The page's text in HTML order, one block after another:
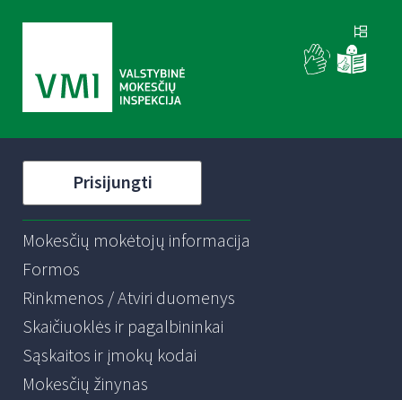
Prisijungti
Mokesčių mokėtojų informacija
Formos
Rinkmenos / Atviri duomenys
Skaičiuoklės ir pagalbininkai
Sąskaitos ir įmokų kodai
Mokesčių žinynas